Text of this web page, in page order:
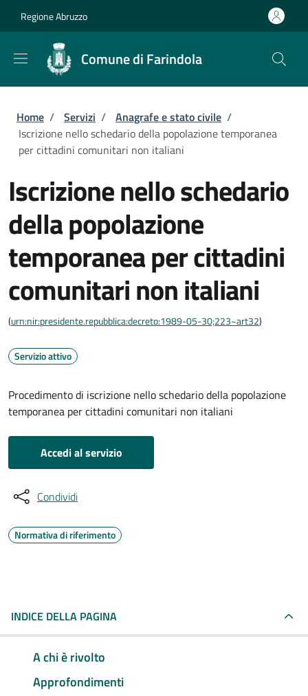
Regione Abruzzo
Comune di Farindola
Briciole di pane
Home / Servizi / Anagrafe e stato civile /
Iscrizione nello schedario della popolazione temporanea
per cittadini comunitari non italiani
Iscrizione nello schedario
della popolazione
temporanea per cittadini
comunitari non italiani
(urn:nir:presidente.repubblica:decreto:1989-05-30;223~art32)
Servizio attivo
Procedimento di iscrizione nello schedario della popolazione
temporanea per cittadini comunitari non italiani
Accedi al servizio
Condividi
Normativa di riferimento
INDICE DELLA PAGINA
A chi è rivolto
Approfondimenti